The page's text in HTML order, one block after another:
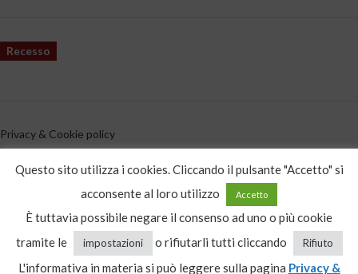
Recesso
Privacy & Cookie policy
CATEGORIE PRODOTTO
Nuovi arrivi
Questo sito utilizza i cookies. Cliccando il pulsante "Accetto" si
acconsente al loro utilizzo
Accetto
È tuttavia possibile negare il consenso ad uno o più cookie
tramite le
impostazioni o rifiutarli tutti cliccando Rifiuto
L'informativa in materia si può leggere sulla pagina Privacy &